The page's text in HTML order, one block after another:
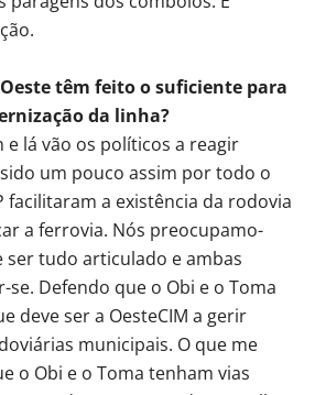
têm feito o suficiente para
da linha?
e lá vão os políticos a reagir
um pouco assim por todo o
facilitaram a existência da rodovia
a ferrovia. Nós preocupamo-
tudo articulado e ambas
se. Defendo que o Obi e o Toma
deve ser a OesteCIM a gerir
municipais. O que me
o Obi e o Toma tenham vias